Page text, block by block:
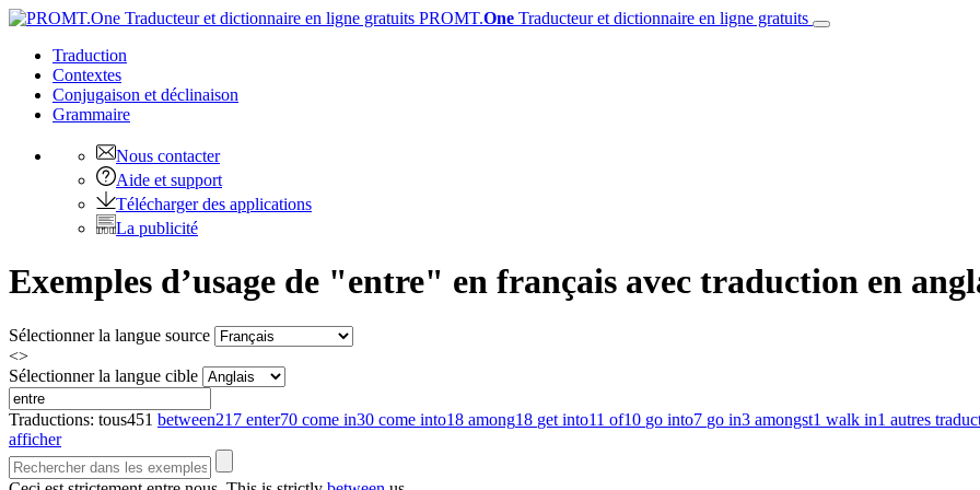
PROMT.One Traducteur et dictionnaire en ligne gratuits
Traduction
Contextes
Conjugaison et déclinaison
Grammaire
Nous contacter
Aide et support
Télécharger des applications
La publicité
Exemples d’usage de "entre" en français avec traduction en
Sélectionner la langue source
<>
Sélectionner la langue cible
Traductions: tous451 between217 enter70 come in30 come into18 among18 get into11 of10 go into7 go in3 amongst1 walk in1 autres
afficher